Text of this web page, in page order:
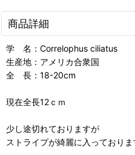
商品詳細
学 名：Correlophus ciliatus
生産地：アメリカ合衆国
全 長：18-20cm
現在全長12ｃｍ
少し途切れておりますが
ストライプが綺麗に入っておりま